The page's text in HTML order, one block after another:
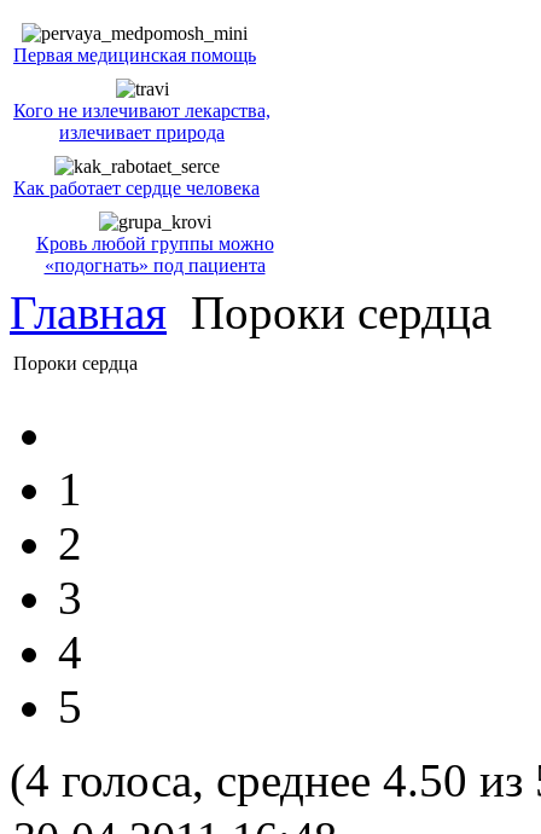
Первая медицинская помощь
Кого не излечивают лекарства,
излечивает природа
Как работает сердце человека
Кровь любой группы можно
«подогнать» под пациента
Главная Пороки сердца
Пороки сердца
1
2
3
4
5
(4 голоса, среднее 4.50 из